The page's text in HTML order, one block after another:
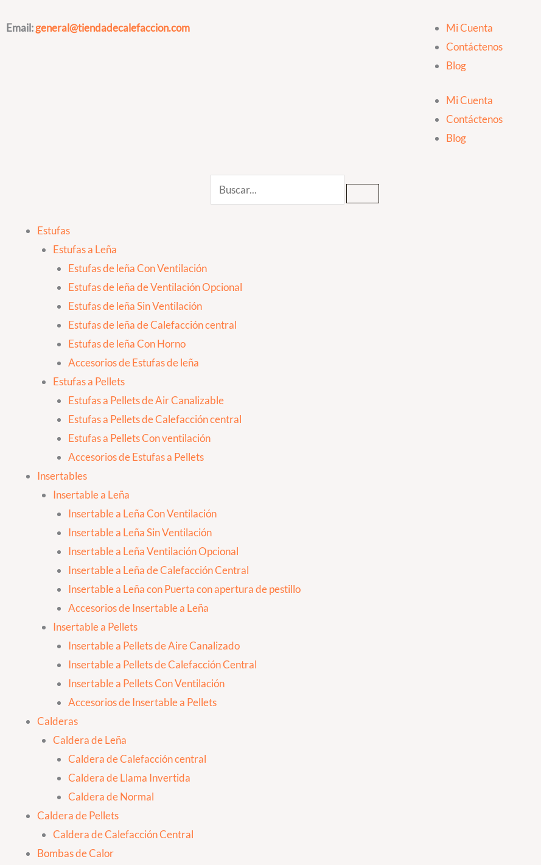
Email:general@tiendadecalefaccion.com
Mi Cuenta
Contáctenos
Blog
Mi Cuenta
Contáctenos
Blog
Search
Estufas
Estufas a Leña
Estufas de leña Con Ventilación
Estufas de leña de Ventilación Opcional
Estufas de leña Sin Ventilación
Estufas de leña de Calefacción central
Estufas de leña Con Horno
Accesorios de Estufas de leña
Estufas a Pellets
Estufas a Pellets de Air Canalizable
Estufas a Pellets de Calefacción central
Estufas a Pellets Con ventilación
Accesorios de Estufas a Pellets
Insertables
Insertable a Leña
Insertable a Leña Con Ventilación
Insertable a Leña Sin Ventilación
Insertable a Leña Ventilación Opcional
Insertable a Leña de Calefacción Central
Insertable a Leña con Puerta con apertura de pestillo
Accesorios de Insertable a Leña
Insertable a Pellets
Insertable a Pellets de Aire Canalizado
Insertable a Pellets de Calefacción Central
Insertable a Pellets Con Ventilación
Accesorios de Insertable a Pellets
Calderas
Caldera de Leña
Caldera de Calefacción central
Caldera de Llama Invertida
Caldera de Normal
Caldera de Pellets
Caldera de Calefacción Central
Bombas de Calor